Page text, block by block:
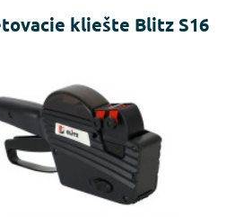
kliešte Blitz S16